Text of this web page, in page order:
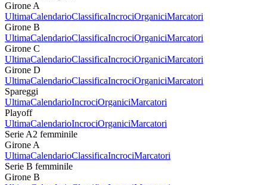
Girone A
UltimaCalendarioClassificaIncrociOrganiciMarcatori
Girone B
UltimaCalendarioClassificaIncrociOrganiciMarcatori
Girone C
UltimaCalendarioClassificaIncrociOrganiciMarcatori
Girone D
UltimaCalendarioClassificaIncrociOrganiciMarcatori
Spareggi
UltimaCalendarioIncrociOrganiciMarcatori
Playoff
UltimaCalendarioIncrociOrganiciMarcatori
Serie A2 femminile
Girone A
UltimaCalendarioClassificaIncrociMarcatori
Serie B femminile
Girone B